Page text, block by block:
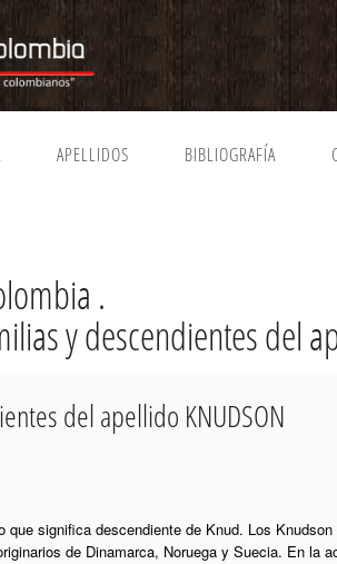
APELLIDOS BIBLIOGRAFÍA
.
y descendientes del
del apellido KNUDSON
significa descendiente de Knud. Los
de Dinamarca, Noruega y Suecia. En la